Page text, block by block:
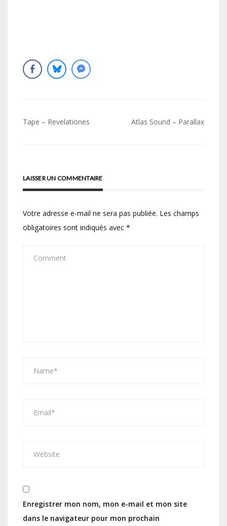
Navigation
Tape – Revelationes Atlas Sound – Parallax
LAISSER UN COMMENTAIRE
Votre adresse e-mail ne sera pas publiée. Les champs
obligatoires sont indiqués avec *
Enregistrer mon nom, mon e-mail et mon site
dans le navigateur pour mon prochain